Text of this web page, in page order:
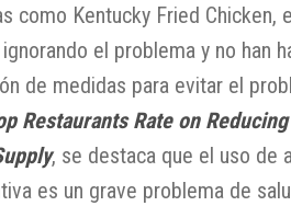
como Kentucky Fried Chicken,
el problema y no han
de medidas para evitar el
Restaurants Rate on
, se destaca que el uso de
es un grave problema de